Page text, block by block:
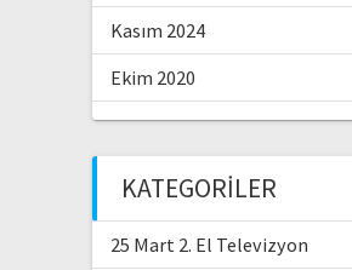
Kasım 2024
Ekim 2020
KATEGORILER
25 Mart 2. El Televizyon